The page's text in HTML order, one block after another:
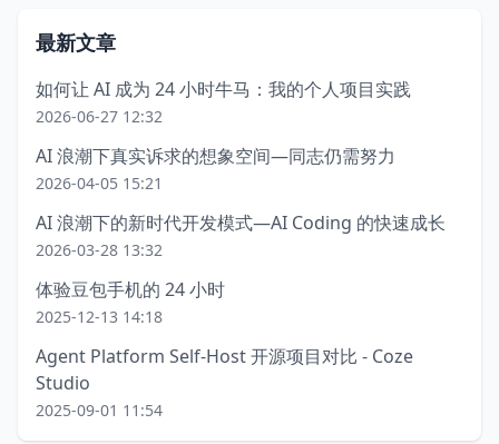
最新文章
如何让 AI 成为 24 小时牛马：我的个人项目实践
2026-06-27 12:32
AI 浪潮下真实诉求的想象空间—同志仍需努力
2026-04-05 15:21
AI 浪潮下的新时代开发模式—AI Coding 的快速成长
2026-03-28 13:32
体验豆包手机的 24 小时
2025-12-13 14:18
Agent Platform Self-Host 开源项目对比 - Coze
Studio
2025-09-01 11:54